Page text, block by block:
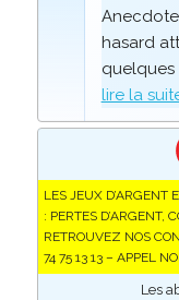
hasard
quelques
lire la
LES JEUX D’ARGENT
: PERTES D’ARGENT,
RETROUVEZ NOS
74 75 13 13 – APPEL
Les